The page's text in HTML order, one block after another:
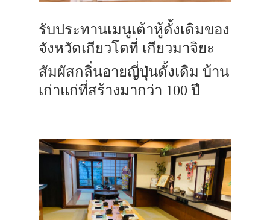
รับประทานเมนูเต้าหู้ดั้งเดิมของ
จังหวัดเกียวโตที่ เกียวมาจิยะ
สัมผัสกลิ่นอายญี่ปุ่นดั้งเดิม บ้าน
เก่าแก่ที่สร้างมากว่า 100 ปี